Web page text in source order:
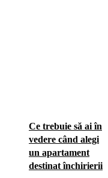
Ce trebuie să ai în
vedere când alegi
un apartament
destinat închirierii